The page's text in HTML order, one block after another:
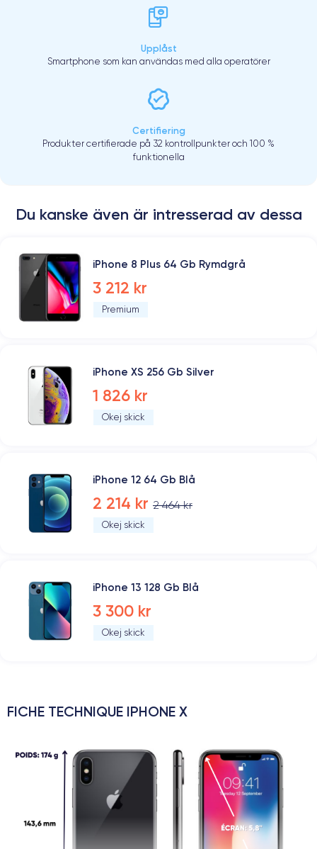
Upplåst
Smartphone som kan användas med alla operatörer
Certifiering
Produkter certifierade på 32 kontrollpunkter och 100 %
funktionella
Du kanske även är intresserad av dessa
iPhone 8 Plus 64 Gb Rymdgrå
3 212 kr
Premium
iPhone XS 256 Gb Silver
1 826 kr
Okej skick
iPhone 12 64 Gb Blå
2 214 kr 2 464 kr
Okej skick
iPhone 13 128 Gb Blå
3 300 kr
Okej skick
FICHE TECHNIQUE IPHONE X